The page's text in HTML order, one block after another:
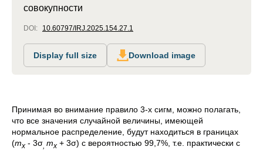
совокупности
DOI: 10.60797/IRJ.2025.154.27.1
Display full size Download image
Принимая во внимание правило 3-х сигм, можно полагать,
что все значения случайной величины, имеющей
нормальное распределение, будут находиться в границах
(mx - 3σ mx + 3σ) с вероятностью 99,7%, т.е. практически с